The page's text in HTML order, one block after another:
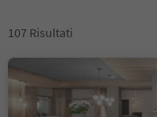
107 Risultati